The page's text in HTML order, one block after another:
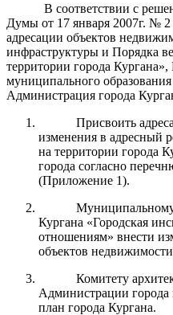
В соответствии с
Думы от 17 января 2007г. №
адресации объектов
инфраструктуры и Порядка
территории города
муниципального
Администрация города
Присвоить
изменения в адресный
на территории города
города согласно
(Приложение 1).
Кургана «Городская
отношениям» внести
объектов
Комитету
Администрации
план города Кургана.